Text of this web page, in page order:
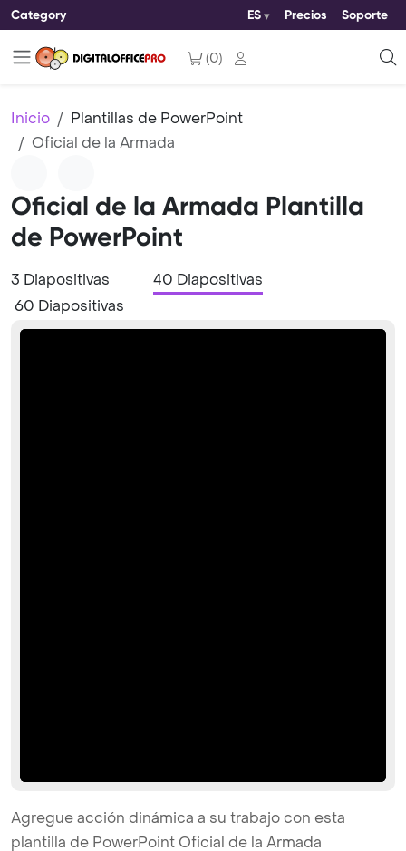
Category ES Precios Soporte
(0)
Inicio
Plantillas de PowerPoint
Oficial de la Armada
Oficial de la Armada Plantilla
de PowerPoint
3 Diapositivas
40 Diapositivas
60 Diapositivas
Agregue acción dinámica a su trabajo con esta
plantilla de PowerPoint Oficial de la Armada